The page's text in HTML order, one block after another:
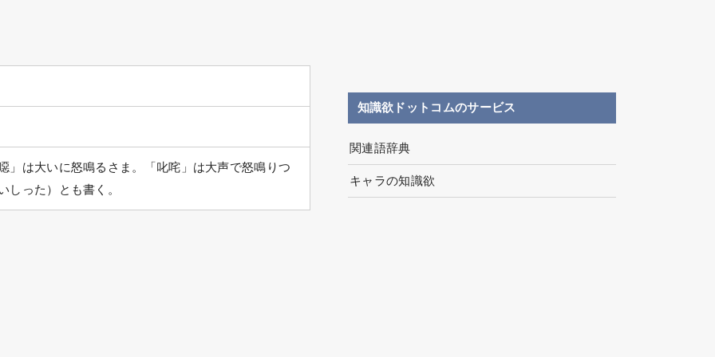
」は大いに怒鳴るさま。「叱咤」は大声で怒鳴りつ
しった）とも書く。
知識欲ドットコムのサービス
関連語辞典
キャラの知識欲